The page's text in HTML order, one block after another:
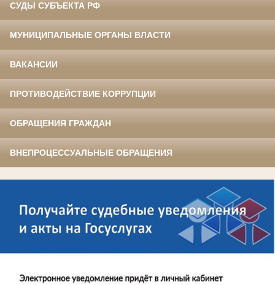
СУДЫ СУБЪЕКТА РФ
МУНИЦИПАЛЬНЫЕ ОРГАНЫ ВЛАСТИ
ВАКАНСИИ
ПРОТИВОДЕЙСТВИЕ КОРРУПЦИИ
ОБРАЩЕНИЯ ГРАЖДАН
ВНЕПРОЦЕССУАЛЬНЫЕ ОБРАЩЕНИЯ